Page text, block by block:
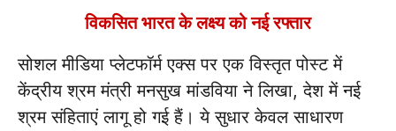
विकसित भारत के लक्ष्य को नई रफ्तार
सोशल मीडिया प्लेटफॉर्म एक्स पर एक विस्तृत पोस्ट में
केंद्रीय श्रम मंत्री मनसुख मांडविया ने लिखा, देश में नई
श्रम संहिताएं लागू हो गई हैं। ये सुधार केवल साधारण